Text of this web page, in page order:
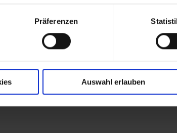
Präferenzen
Auswahl erlauben
St. Pölten:
Krems durch Kaiser Friedrich
für die Universität Wien